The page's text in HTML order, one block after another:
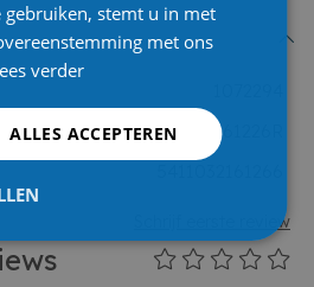
A161226R
Schrijf eerste review
gebruiken, stemt u in met
met ons
verder
ALLES ACCEPTEREN